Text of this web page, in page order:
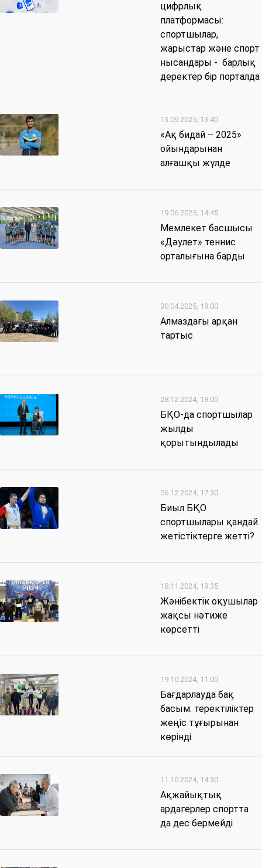
цифрлық
платформасы:
спортшылар,
жарыстар және спорт
нысандары - барлық
деректер бір порталда
13.09.2025, 13:40
«Ақ бидай – 2025»
ойындарынан
алғашқы жүлде
19.06.2025, 14:45
Мемлекет басшысы
«Дәулет» теннис
орталығына барды
30.04.2025, 19:00
Алмаздағы арқан
тартыс
28.12.2024, 18:00
БҚО-да спортшылар
жылды
қорытындылады
26.12.2024, 17:30
Биыл БҚО
спортшылары қандай
жетістіктерге жетті?
18.11.2024, 19:35
Жәнібектік оқушылар
жақсы нәтиже
көрсетті
19.10.2024, 11:00
Бағдарлауда бақ
басым: теректіліктер
жеңіс тұғырынан
көрінді
11.10.2024, 14:30
Ақжайықтық
ардагерлер спортта
да дес бермейді